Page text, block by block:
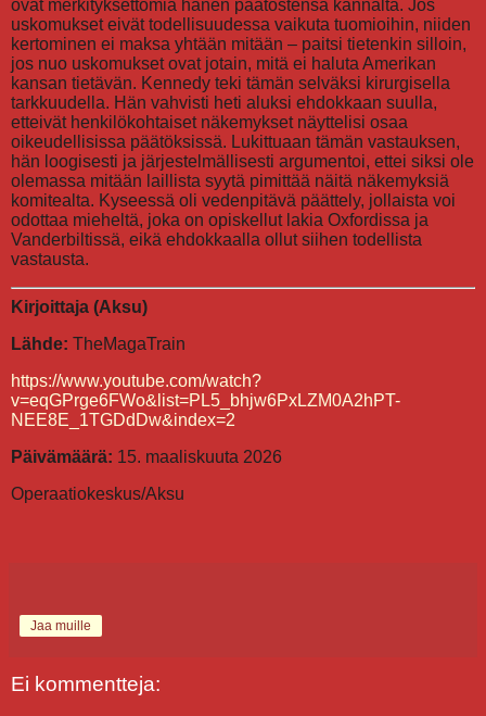
ovat merkityksettömiä hänen päätöstensä kannalta. Jos
uskomukset eivät todellisuudessa vaikuta tuomioihin, niiden
kertominen ei maksa yhtään mitään – paitsi tietenkin silloin,
jos nuo uskomukset ovat jotain, mitä ei haluta Amerikan
kansan tietävän. Kennedy teki tämän selväksi kirurgisella
tarkkuudella. Hän vahvisti heti aluksi ehdokkaan suulla,
etteivät henkilökohtaiset näkemykset näyttelisi osaa
oikeudellisissa päätöksissä. Lukittuaan tämän vastauksen,
hän loogisesti ja järjestelmällisesti argumentoi, ettei siksi ole
olemassa mitään laillista syytä pimittää näitä näkemyksiä
komitealta. Kyseessä oli vedenpitävä päättely, jollaista voi
odottaa mieheltä, joka on opiskellut lakia Oxfordissa ja
Vanderbiltissä, eikä ehdokkaalla ollut siihen todellista
vastausta.
Kirjoittaja (Aksu)
Lähde: TheMagaTrain
https://www.youtube.com/watch?
v=eqGPrge6FWo&list=PL5_bhjw6PxLZM0A2hPT-
NEE8E_1TGDdDw&index=2
Päivämäärä: 15. maaliskuuta 2026
Operaatiokeskus/Aksu
Jaa muille
Ei kommentteja: